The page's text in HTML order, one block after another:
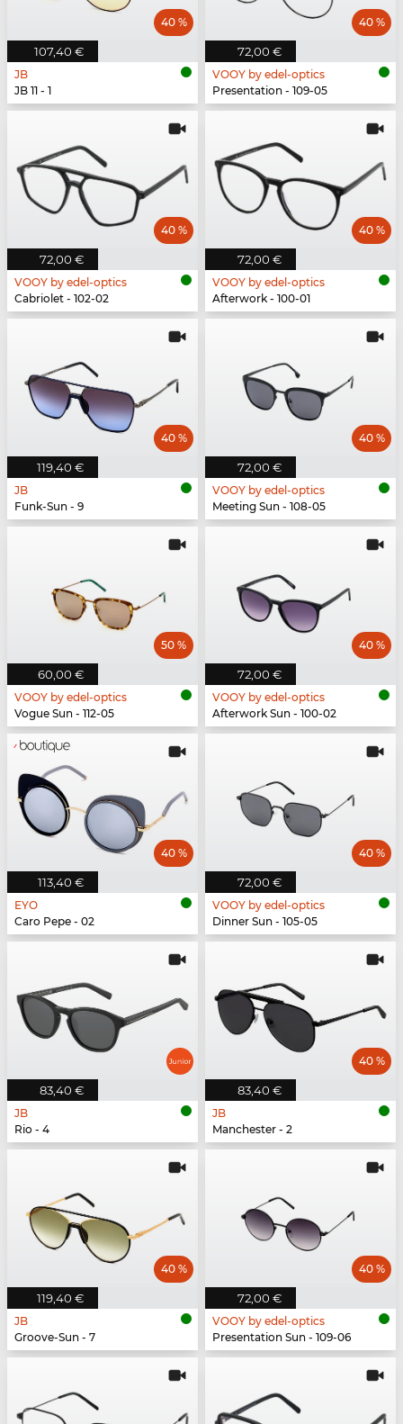
107,40 €
40 %
JB
JB 11 - 1
72,00 €
40 %
VOOY by edel-optics
Presentation - 109-05
72,00 €
40 %
VOOY by edel-optics
Cabriolet - 102-02
72,00 €
40 %
VOOY by edel-optics
Afterwork - 100-01
119,40 €
40 %
JB
Funk-Sun - 9
72,00 €
40 %
VOOY by edel-optics
Meeting Sun - 108-05
60,00 €
50 %
VOOY by edel-optics
Vogue Sun - 112-05
72,00 €
40 %
VOOY by edel-optics
Afterwork Sun - 100-02
113,40 €
40 %
EYO
Caro Pepe - 02
72,00 €
40 %
VOOY by edel-optics
Dinner Sun - 105-05
83,40 €
JB
Rio - 4
83,40 €
40 %
JB
Manchester - 2
119,40 €
40 %
JB
Groove-Sun - 7
72,00 €
40 %
VOOY by edel-optics
Presentation Sun - 109-06